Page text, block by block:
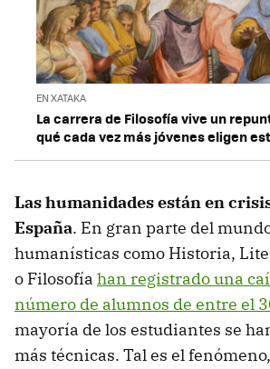
EN XATAKA
La carrera de Filosofía vive un
qué cada vez más jóvenes eligen
Las humanidades están en
España. En gran parte del
humanísticas como Historia,
o Filosofía han registrado una
número de alumnos de entre el
mayoría de los estudiantes se
más técnicas. Tal es el